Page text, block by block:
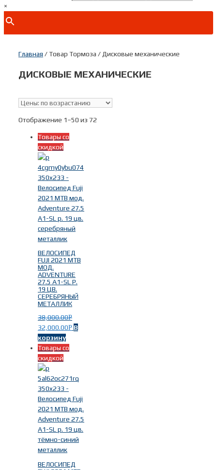
×
Главная / Товар Тормоза / Дисковые механические
ДИСКОВЫЕ МЕХАНИЧЕСКИЕ
Скидки(66)
Дорожные велосипеды
Туристические велосипеды
Фитнес велосипеды
Горные велосипеды
Шоссейные велосипеды
Женские
Мужские
Подростковые
Велосипед на рост
Fuji 150-157см шоссейные
Отображение 1–50 из 72
Товары со
скидкой
ВЕЛОСИПЕД
FUJI 2021 MTB
МОД.
ADVENTURE
27.5 A1-SL Р.
19 ЦВ.
СЕРЕБРЯНЫЙ
МЕТАЛЛИК
38,000.00Р
32,000.00Р В
корзину
Товары со
скидкой
ВЕЛОСИПЕД